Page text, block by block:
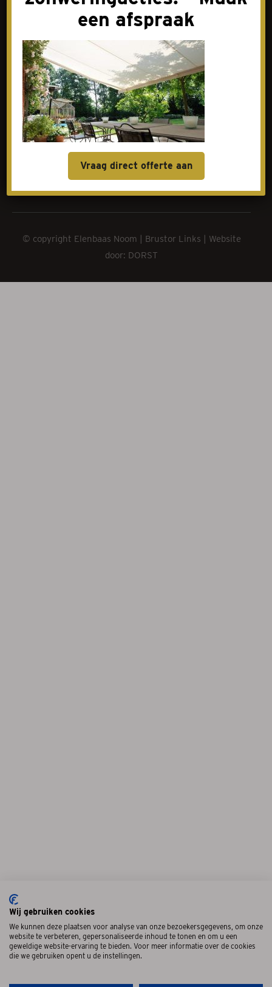
Assortiment
Overkappingen
Zonneschermen
Screens
Markiezen
Horren
© copyright Elenbaas Noom | Brustor Links | Website
door: DORST
Wij gebruiken cookies
We kunnen deze plaatsen voor analyse van onze bezoekersgegevens, om onze
website te verbeteren, gepersonaliseerde inhoud te tonen en om u een
geweldige website-ervaring te bieden. Voor meer informatie over de cookies
die we gebruiken opent u de instellingen.
een afspraak
Vraag direct offerte aan